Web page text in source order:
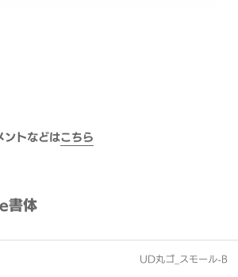
ントなどはこちら
書体
UD丸ゴ_スモール-B